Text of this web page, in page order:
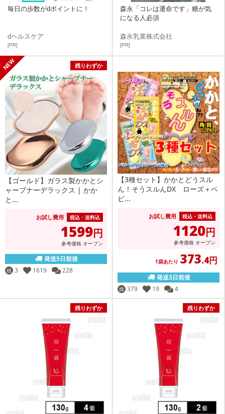
毎日の歩数がdポイントに！
dヘルスケア
[PR]
森永「コレは運命です」糖が気
になる人必須
森永乳業株式会社
[PR]
残りわずか
【ゴールド】ガラス製かかとシ
ャープナーデラックス | かか
と...
お試し費用 税込・送料込
1599円
参考価格 オープン
発送5日前後
残 3 1619 228
【3種セット】かかとどうスル
ん！そうスルんDX ローズ＋ベ
ビ...
お試し費用 税込・送料込
1120円
参考価格 オープン
1袋あたり 373.4円
発送3日前後
残 379 19 4
残りわずか 残りわずか